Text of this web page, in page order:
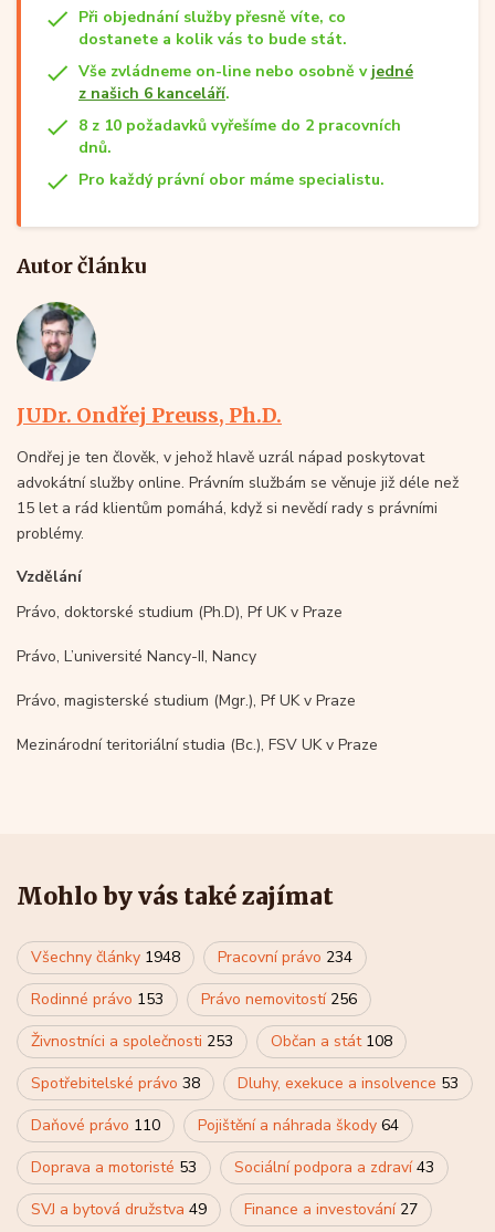
Při objednání služby přesně víte, co
dostanete a kolik vás to bude stát.
Vše zvládneme on-line nebo osobně v jedné
z našich 6 kanceláří.
8 z 10 požadavků vyřešíme do 2 pracovních
dnů.
Pro každý právní obor máme specialistu.
Autor článku
JUDr. Ondřej Preuss, Ph.D.
Ondřej je ten člověk, v jehož hlavě uzrál nápad poskytovat
advokátní služby online. Právním službám se věnuje již déle než
15 let a rád klientům pomáhá, když si nevědí rady s právními
problémy.
Vzdělání
Právo, doktorské studium (Ph.D), Pf UK v Praze
Právo, L’université Nancy-II, Nancy
Právo, magisterské studium (Mgr.), Pf UK v Praze
Mezinárodní teritoriální studia (Bc.), FSV UK v Praze
Mohlo by vás také zajímat
Všechny články 1948 Pracovní právo 234
Rodinné právo 153 Právo nemovitostí 256
Živnostníci a společnosti 253 Občan a stát 108
Spotřebitelské právo 38 Dluhy, exekuce a insolvence 53
Daňové právo 110 Pojištění a náhrada škody 64
Doprava a motoristé 53 Sociální podpora a zdraví43
SVJ a bytová družstva 49 Finance a investování 27